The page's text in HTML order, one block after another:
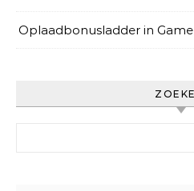
Oplaadbonusladder in